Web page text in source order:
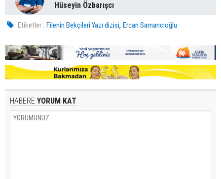
Hüseyin Özbarışcı
Etiketler : Filenin Bekçileri Yazı dizisi,Ercan Samancıoğlu
HABERE YORUM KAT